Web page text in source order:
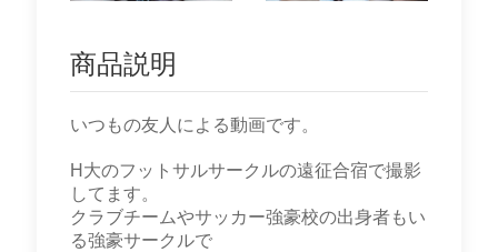
商品説明
いつもの友人による動画です。
H大のフットサルサークルの遠征合宿で撮影
してます。
クラブチームやサッカー強豪校の出身者もい
る強豪サークルで